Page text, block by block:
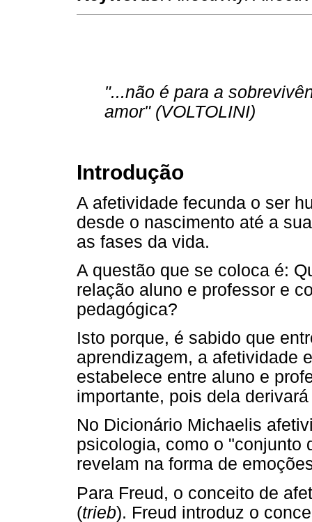
"...não é para a
amor" (VOLTOLINI)
Introdução
A afetividade fecunda o ser
desde o nascimento até a
as fases da vida.
A questão que se coloca é:
relação aluno e professor e
pedagógica?
Isto porque, é sabido que
aprendizagem, a afetividade
estabelece entre aluno e
importante, pois dela
No Dicionário Michaelis
psicologia, como o "conjunto
revelam na forma de
Para Freud, o conceito de
(trieb). Freud introduz o